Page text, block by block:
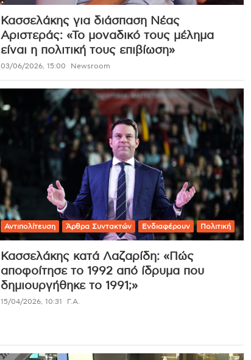
Κασσελάκης για διάσπαση Νέας
Αριστεράς: «Το μοναδικό τους μέλημα
είναι η πολιτική τους επιβίωση»
03/06/2026, 15:00 Newsroom
Αντιπολίτευση Άρθρα Συντακτών Ενδιαφέρουν Πολιτική
Κασσελάκης κατά Λαζαρίδη: «Πώς
αποφοίτησε το 1992 από ίδρυμα που
δημιουργήθηκε το 1991;»
15/04/2026, 10:31 Γ.Α.